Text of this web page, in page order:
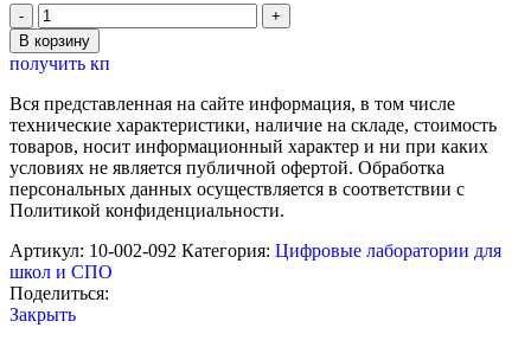
Количество
товара
Комплект
датчиков
SWR
по
предметам
Биология
и
Экология
учителя)
В корзину
получить кп
Вся представленная на сайте информация, в том числе
технические характеристики, наличие на складе, стоимость
товаров, носит информационный характер и ни при каких
условиях не является публичной офертой. Обработка
персональных данных осуществляется в соответствии с
Политикой конфиденциальности.
Артикул: 10-002-092 Категория: Цифровые лаборатории для
школ и СПО
Поделиться:
Закрыть